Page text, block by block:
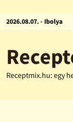
2026.08.07. - Ibolya
Receptmix.hu: egy